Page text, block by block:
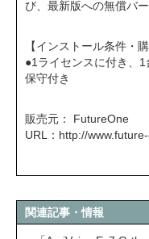
び、最新版への無償バ
【インストール条件・購
●1ライセンスに付き、
保守付き
販売元： FutureOne
URL： http://
関連記事・情報